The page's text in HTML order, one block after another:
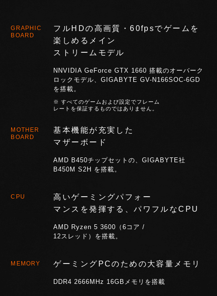
GRAPHIC
BOARD
フルHDの高画質・60fpsでゲームを
楽しめるメイン
ストリームモデル
NNVIDIA GeForce GTX 1660 搭載のオーバーク
ロックモデル、GIGABYTE GV-N166SOC-6GD
を搭載。
※ すべてのゲームおよび設定でフレーム
レートを保証するものではありません。
MOTHER
BOARD
基本機能が充実した
マザーボード
AMD B450チップセットの、GIGABYTE社
B450M S2H を搭載。
CPU
高いゲーミングパフォー
マンスを発揮する、パワフルなCPU
AMD Ryzen 5 3600（6コア /
12スレッド）を搭載。
MEMORY ゲーミングPCのための大容量メモリ
DDR4 2666MHz 16GBメモリを搭載